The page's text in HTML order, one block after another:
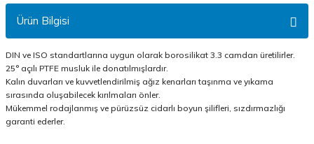
Ürün Bilgisi
DIN ve ISO standartlarına uygun olarak borosilikat 3.3 camdan üretilirler.
25° açılı PTFE musluk ile donatılmışlardır.
Kalın duvarları ve kuvvetlendirilmiş ağız kenarları taşınma ve yıkama
sırasında oluşabilecek kırılmaları önler.
Mükemmel rodajlanmış ve pürüzsüz cidarlı boyun şilifleri, sızdırmazlığı
garanti ederler.